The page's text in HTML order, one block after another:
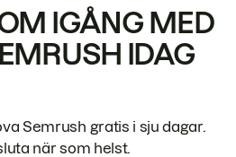
IGÅNG MED
IDAG
Semrush gratis i sju dagar.
när som helst.